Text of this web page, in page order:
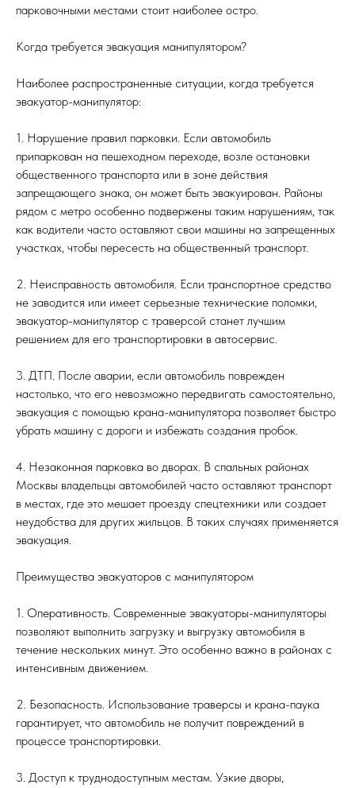
парковочными местами стоит наиболее остро.
Когда требуется эвакуация манипулятором?
Наиболее распространенные ситуации, когда требуется
эвакуатор-манипулятор:
1. Нарушение правил парковки. Если автомобиль
припаркован на пешеходном переходе, возле остановки
общественного транспорта или в зоне действия
запрещающего знака, он может быть эвакуирован. Районы
рядом с метро особенно подвержены таким нарушениям, так
как водители часто оставляют свои машины на запрещенных
участках, чтобы пересесть на общественный транспорт.
2. Неисправность автомобиля. Если транспортное средство
не заводится или имеет серьезные технические поломки,
эвакуатор-манипулятор с траверсой станет лучшим
решением для его транспортировки в автосервис.
3. ДТП. После аварии, если автомобиль поврежден
настолько, что его невозможно передвигать самостоятельно,
эвакуация с помощью крана-манипулятора позволяет быстро
убрать машину с дороги и избежать создания пробок.
4. Незаконная парковка во дворах. В спальных районах
Москвы владельцы автомобилей часто оставляют транспорт
в местах, где это мешает проезду спецтехники или создает
неудобства для других жильцов. В таких случаях применяется
эвакуация.
Преимущества эвакуаторов с манипулятором
1. Оперативность. Современные эвакуаторы-манипуляторы
позволяют выполнить загрузку и выгрузку автомобиля в
течение нескольких минут. Это особенно важно в районах с
интенсивным движением.
2. Безопасность. Использование траверсы и крана-паука
гарантирует, что автомобиль не получит повреждений в
процессе транспортировки.
3. Доступ к труднодоступным местам. Узкие дворы,